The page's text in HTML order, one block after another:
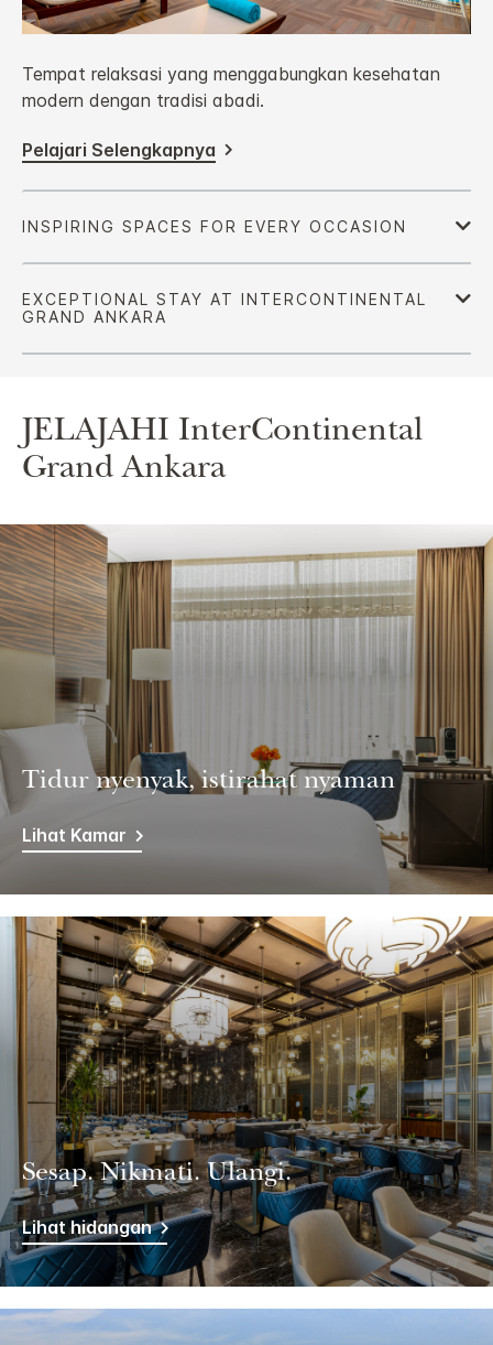
Tempat relaksasi yang menggabungkan kesehatan
modern dengan tradisi abadi.
Pelajari Selengkapnya
JELAJAHI InterContinental
Grand Ankara
Tidur nyenyak, istirahat nyaman
Lihat Kamar
Sesap. Nikmati. Ulangi.
Lihat hidangan